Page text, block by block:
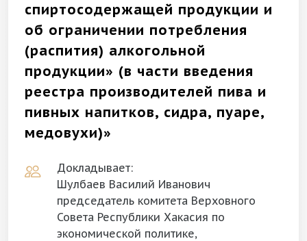
спиртосодержащей продукции и
об ограничении потребления
(распития) алкогольной
продукции» (в части введения
реестра производителей пива и
пивных напитков, сидра, пуаре,
медовухи)»
Докладывает:
Шулбаев Василий Иванович
председатель комитета Верховного
Совета Республики Хакасия по
экономической политике,